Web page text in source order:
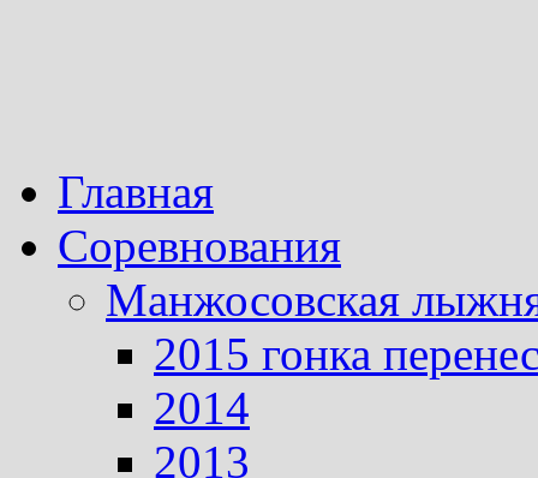
Главная
Соревнования
Манжосовская
2015 гонка
2014
2013